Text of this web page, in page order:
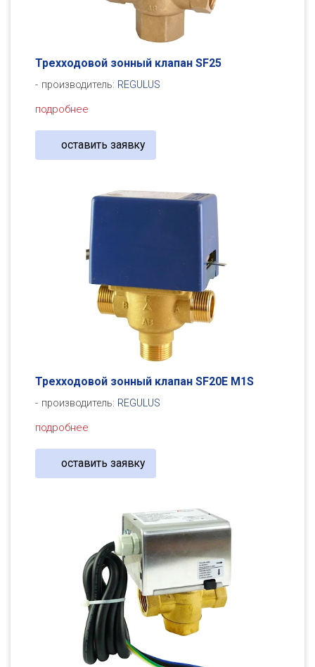
Трехходовой зонный клапан SF25
производитель: REGULUS
подробнее
оставить заявку
Трехходовой зонный клапан SF20E M1S
производитель: REGULUS
подробнее
оставить заявку